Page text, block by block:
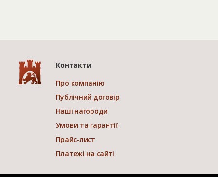
Контакти
Про компанію
Публічний договір
Наші нагороди
Умови та гарантії
Прайс-лист
Платежі на сайті